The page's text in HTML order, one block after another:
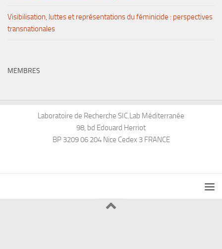
Visibilisation, luttes et représentations du féminicide : perspectives
transnationales
MEMBRES
Laboratoire de Recherche SIC.Lab Méditerranée
98, bd Edouard Herriot
BP 3209 06 204 Nice Cedex 3 FRANCE